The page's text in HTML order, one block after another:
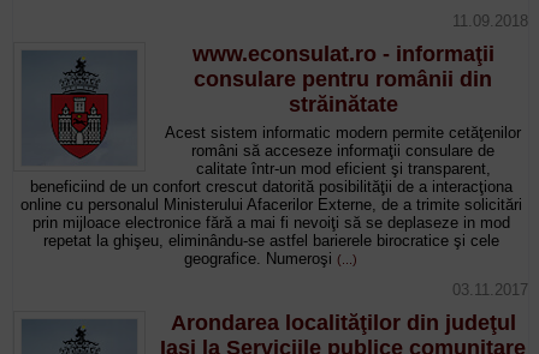
11.09.2018
www.econsulat.ro - informaţii
consulare pentru românii din
străinătate
Acest sistem informatic modern permite cetăţenilor
români să acceseze informaţii consulare de
calitate într-un mod eficient şi transparent,
beneficiind de un confort crescut datorită posibilităţii de a interacţiona
online cu personalul Ministerului Afacerilor Externe, de a trimite solicitări
prin mijloace electronice fără a mai fi nevoiţi să se deplaseze in mod
repetat la ghişeu, eliminându-se astfel barierele birocratice şi cele
geografice. Numeroşi (...)
03.11.2017
Arondarea localităţilor din judeţul
Iaşi la Serviciile publice comunitare